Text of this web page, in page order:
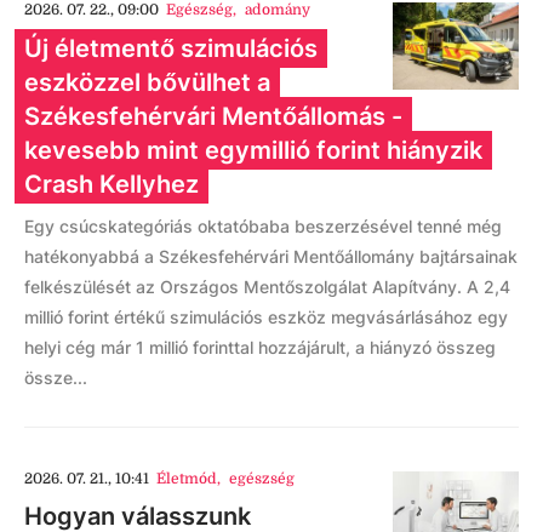
2026. 07. 22., 09:00 Egészség, adomány
Új életmentő szimulációs
eszközzel bővülhet a
Székesfehérvári Mentőállomás -
kevesebb mint egymillió forint hiányzik
Crash Kellyhez
Egy csúcskategóriás oktatóbaba beszerzésével tenné még
hatékonyabbá a Székesfehérvári Mentőállomány bajtársainak
felkészülését az Országos Mentőszolgálat Alapítvány. A 2,4
millió forint értékű szimulációs eszköz megvásárlásához egy
helyi cég már 1 millió forinttal hozzájárult, a hiányzó összeg
össze...
2026. 07. 21., 10:41 Életmód, egészség
Hogyan válasszunk